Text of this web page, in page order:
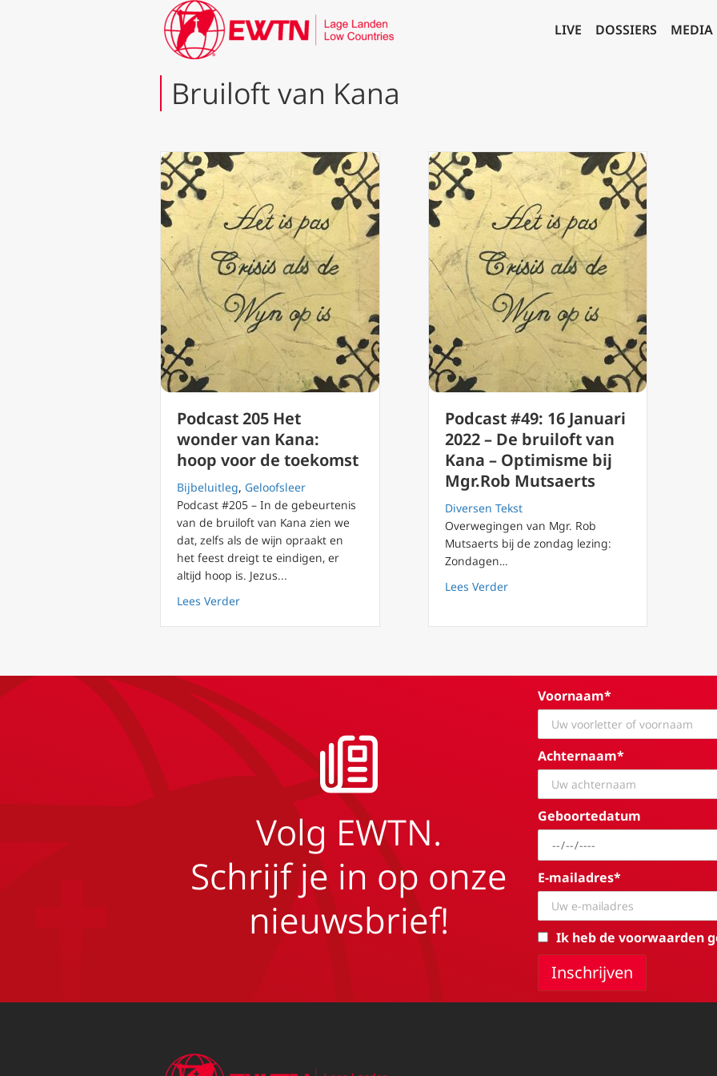
LIVE DOSSIERS MEDIA
Bruiloft van Kana
Podcast 205 Het
wonder van Kana:
hoop voor de toekomst
Bijbeluitleg, Geloofsleer
Podcast #205 – In de gebeurtenis
van de bruiloft van Kana zien we
dat, zelfs als de wijn opraakt en
het feest dreigt te eindigen, er
altijd hoop is. Jezus...
Lees Verderabout Podcast 205 Het wonder van Kana: hoop voor de toekomst
Podcast #49: 16 Januari
2022 – De bruiloft van
Kana – Optimisme bij
Mgr.Rob Mutsaerts
Diversen Tekst
Overwegingen van Mgr. Rob
Mutsaerts bij de zondag lezing:
Zondagen…
Lees Verderabout Podcast #49: 16 Januari 2022 –
Volg EWTN.
Schrijf je in op onze
nieuwsbrief!
Voornaam*
Achternaam*
Geboortedatum
E-mailadres*
Ik heb de voorwaarden